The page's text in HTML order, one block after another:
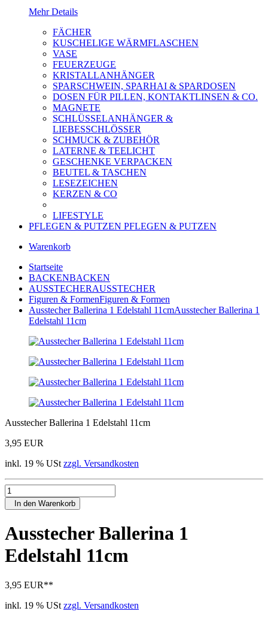
Mehr Details
FÄCHER
KUSCHELIGE WÄRMFLASCHEN
VASE
FEUERZEUGE
KRISTALLANHÄNGER
SPARSCHWEIN, SPARHAI & SPARDOSEN
DOSEN FÜR PILLEN, KONTAKTLINSEN & CO.
MAGNETE
SCHLÜSSELANHÄNGER &
LIEBESSCHLÖSSER
SCHMUCK & ZUBEHÖR
LATERNE & TEELICHT
GESCHENKE VERPACKEN
BEUTEL & TASCHEN
LESEZEICHEN
KERZEN & CO
LIFESTYLE
PFLEGEN & PUTZEN PFLEGEN & PUTZEN
Warenkorb
Startseite
BACKENBACKEN
AUSSTECHERAUSSTECHER
Figuren & FormenFiguren & Formen
Ausstecher Ballerina 1 Edelstahl 11cmAusstecher Ballerina 1
Edelstahl 11cm
Ausstecher Ballerina 1 Edelstahl 11cm
3,95 EUR
inkl. 19 % USt zzgl. Versandkosten
In den Warenkorb
Ausstecher Ballerina 1
Edelstahl 11cm
3,95 EUR**
inkl. 19 % USt zzgl. Versandkosten